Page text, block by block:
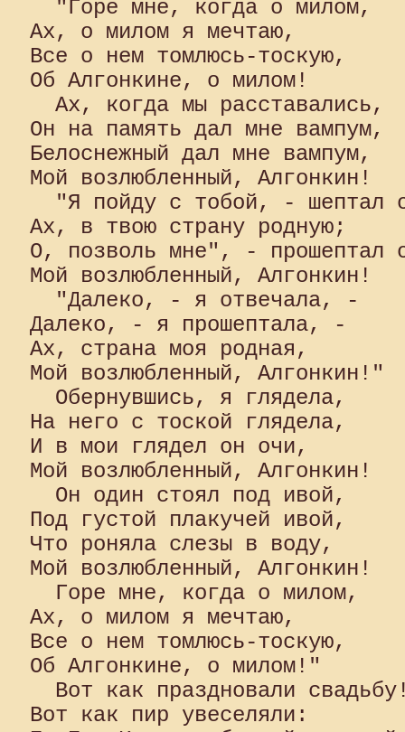
  "Горе мне, когда о милом,
Ах, о милом я мечтаю,
Все о нем томлюсь-тоскую,
Об Алгонкине, о милом!
  Ах, когда мы расставались,
Он на память дал мне вампум,
Белоснежный дал мне вампум,
Мой возлюбленный, Алгонкин!
"Я пойду с тобой, - шептал
Ах, в твою страну родную;
О, позволь мне", -
Мой возлюбленный, Алгонкин!
  "Далеко, - я отвечала, -
Далеко, - я прошептала, -
Ах, страна моя родная,
Мой возлюбленный, Алгонкин!"
  Обернувшись, я глядела,
На него с тоской глядела,
И в мои глядел он очи,
Мой возлюбленный, Алгонкин!
  Он один стоял под ивой,
Под густой плакучей ивой,
Что роняла слезы в воду,
Мой возлюбленный, Алгонкин!
  Горе мне, когда о милом,
Ах, о милом я мечтаю,
Все о нем томлюсь-тоскую,
Об Алгонкине, о милом!"
Вот как праздновали
Вот как пир увеселяли: